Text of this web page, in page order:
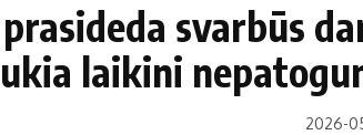
Gyvenimas
Horoskopai
Kauno
svarbūs
laikini
2026-